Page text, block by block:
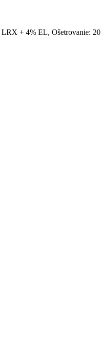
LRX + 4% EL, Ošetrovanie: 20